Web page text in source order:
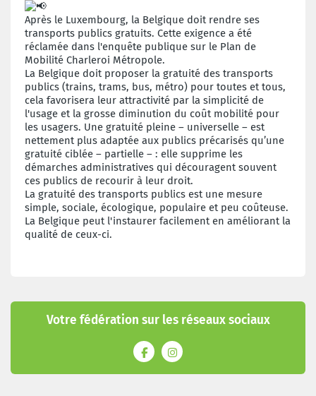
Après le Luxembourg, la Belgique doit rendre ses
transports publics gratuits. Cette exigence a été
réclamée dans l'enquête publique sur le Plan de
Mobilité Charleroi Métropole.
La Belgique doit proposer la gratuité des transports
publics (trains, trams, bus, métro) pour toutes et tous,
cela favorisera leur attractivité par la simplicité de
l'usage et la grosse diminution du coût mobilité pour
les usagers. Une gratuité pleine – universelle – est
nettement plus adaptée aux publics précarisés qu’une
gratuité ciblée – partielle – : elle supprime les
démarches administratives qui découragent souvent
ces publics de recourir à leur droit.
La gratuité des transports publics est une mesure
simple, sociale, écologique, populaire et peu coûteuse.
La Belgique peut l'instaurer facilement en améliorant la
qualité de ceux-ci.
Votre fédération sur les réseaux sociaux